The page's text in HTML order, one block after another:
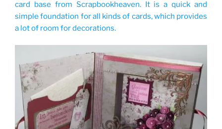
card base from Scrapbookheaven. It is a quick and
simple foundation for all kinds of cards, which provides
a lot of room for decorations.